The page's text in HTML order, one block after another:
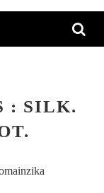
: SILK.